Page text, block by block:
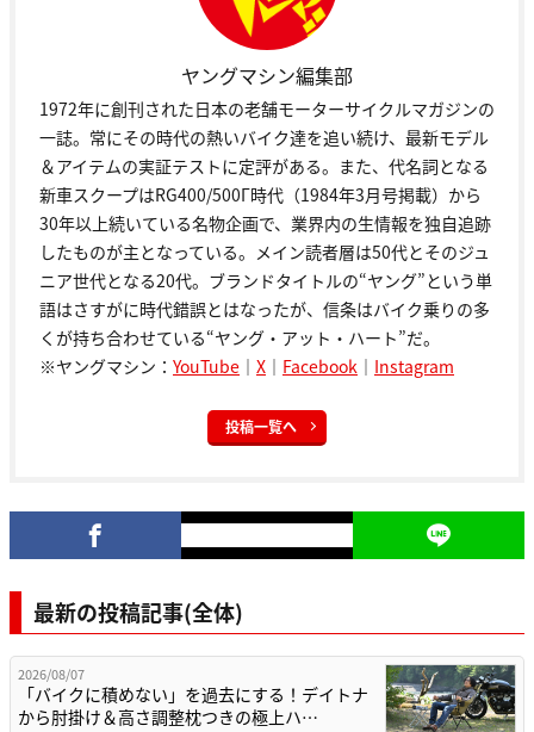
ヤングマシン編集部
1972年に創刊された日本の老舗モーターサイクルマガジンの
一誌。常にその時代の熱いバイク達を追い続け、最新モデル
＆アイテムの実証テストに定評がある。また、代名詞となる
新車スクープはRG400/500Γ時代（1984年3月号掲載）から
30年以上続いている名物企画で、業界内の生情報を独自追跡
したものが主となっている。メイン読者層は50代とそのジュ
ニア世代となる20代。ブランドタイトルの“ヤング”という単
語はさすがに時代錯誤とはなったが、信条はバイク乗りの多
くが持ち合わせている“ヤング・アット・ハート”だ。
※ヤングマシン： YouTube ｜ X ｜ Facebook ｜ Instagram
投稿一覧へ
最新の投稿記事(全体)
2026/08/07
「バイクに積めない」を過去にする！デイトナ
から肘掛け＆高さ調整枕つきの極上ハ…